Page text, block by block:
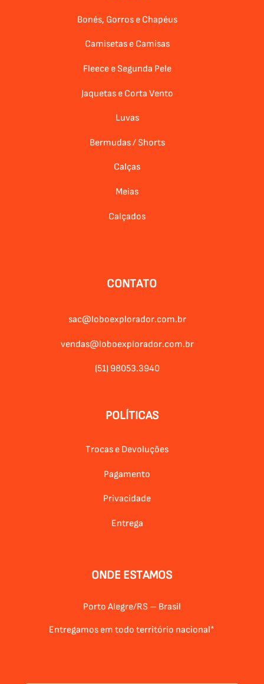
Bonés, Gorros e Chapéus
Camisetas e Camisas
Fleece e Segunda Pele
Jaquetas e Corta Vento
Luvas
Bermudas / Shorts
Calças
Meias
Calçados
CONTATO
sac@loboexplorador.com.br
vendas@loboexplorador.com.br
(51) 98053.3940
POLÍTICAS
Trocas e Devoluções
Pagamento
Privacidade
Entrega
ONDE ESTAMOS
Porto Alegre/RS – Brasil
Entregamos em todo território nacional*